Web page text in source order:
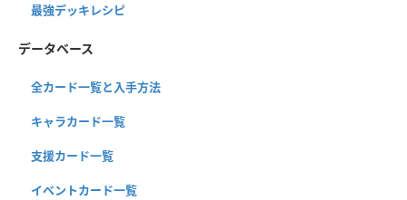
最強デッキレシピ
データベース
全カード一覧と入手方法
キャラカード一覧
支援カード一覧
イベントカード一覧